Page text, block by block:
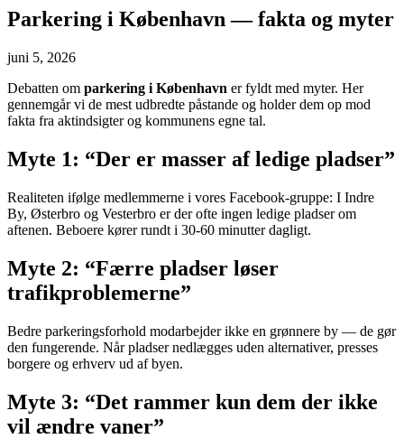
Parkering i København — fakta og myter
juni 5, 2026
Debatten om parkering i København er fyldt med myter. Her
gennemgår vi de mest udbredte påstande og holder dem op mod
fakta fra aktindsigter og kommunens egne tal.
Myte 1: “Der er masser af ledige pladser”
Realiteten ifølge medlemmerne i vores Facebook-gruppe: I Indre
By, Østerbro og Vesterbro er der ofte ingen ledige pladser om
aftenen. Beboere kører rundt i 30-60 minutter dagligt.
Myte 2: “Færre pladser løser
trafikproblemerne”
Bedre parkeringsforhold modarbejder ikke en grønnere by — de gør
den fungerende. Når pladser nedlægges uden alternativer, presses
borgere og erhverv ud af byen.
Myte 3: “Det rammer kun dem der ikke
vil ændre vaner”